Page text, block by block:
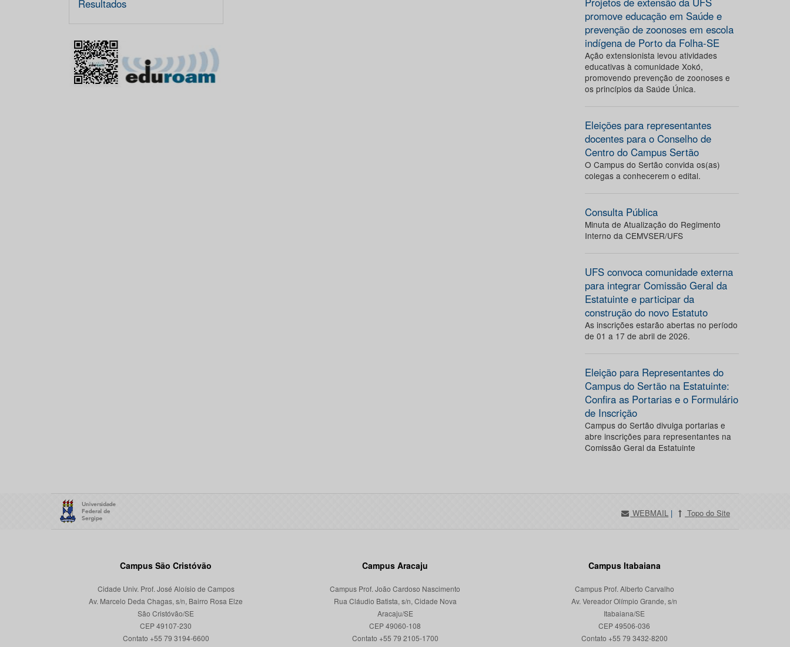
Resultados
promove educação em Saúde e
prevenção de zoonoses em escola
indígena de Porto da Folha-SE
Ação extensionista levou atividades
educativas à comunidade Xokó,
promovendo prevenção de zoonoses e
os princípios da Saúde Única.
Eleições para representantes
docentes para o Conselho de
Centro do Campus Sertão
O Campus do Sertão convida os(as)
colegas a conhecerem o edital.
Consulta Pública
Minuta de Atualização do Regimento
Interno da CEMVSER/UFS
UFS convoca comunidade externa
para integrar Comissão Geral da
Estatuinte e participar da
construção do novo Estatuto
As inscrições estarão abertas no período
de 01 a 17 de abril de 2026.
Eleição para Representantes do
Campus do Sertão na Estatuinte:
Confira as Portarias e o Formulário
de Inscrição
Campus do Sertão divulga portarias e
abre inscrições para representantes na
Comissão Geral da Estatuinte
WEBMAIL | Topo do Site
Campus São Cristóvão
Cidade Univ. Prof. José Aloísio de Campos
Av. Marcelo Deda Chagas, s/n, Bairro Rosa Elze
São Cristóvão/SE
CEP 49107-230
Campus Aracaju
Campus Prof. João Cardoso Nascimento
Rua Cláudio Batista, s/n, Cidade Nova
Aracaju/SE
CEP 49060-108
Campus Itabaiana
Campus Prof. Alberto Carvalho
Av. Vereador Olímpio Grande, s/n
Itabaiana/SE
CEP 49506-036